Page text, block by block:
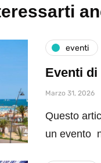
eventi
Eventi di
Marzo 31, 2026
Questo
un evento